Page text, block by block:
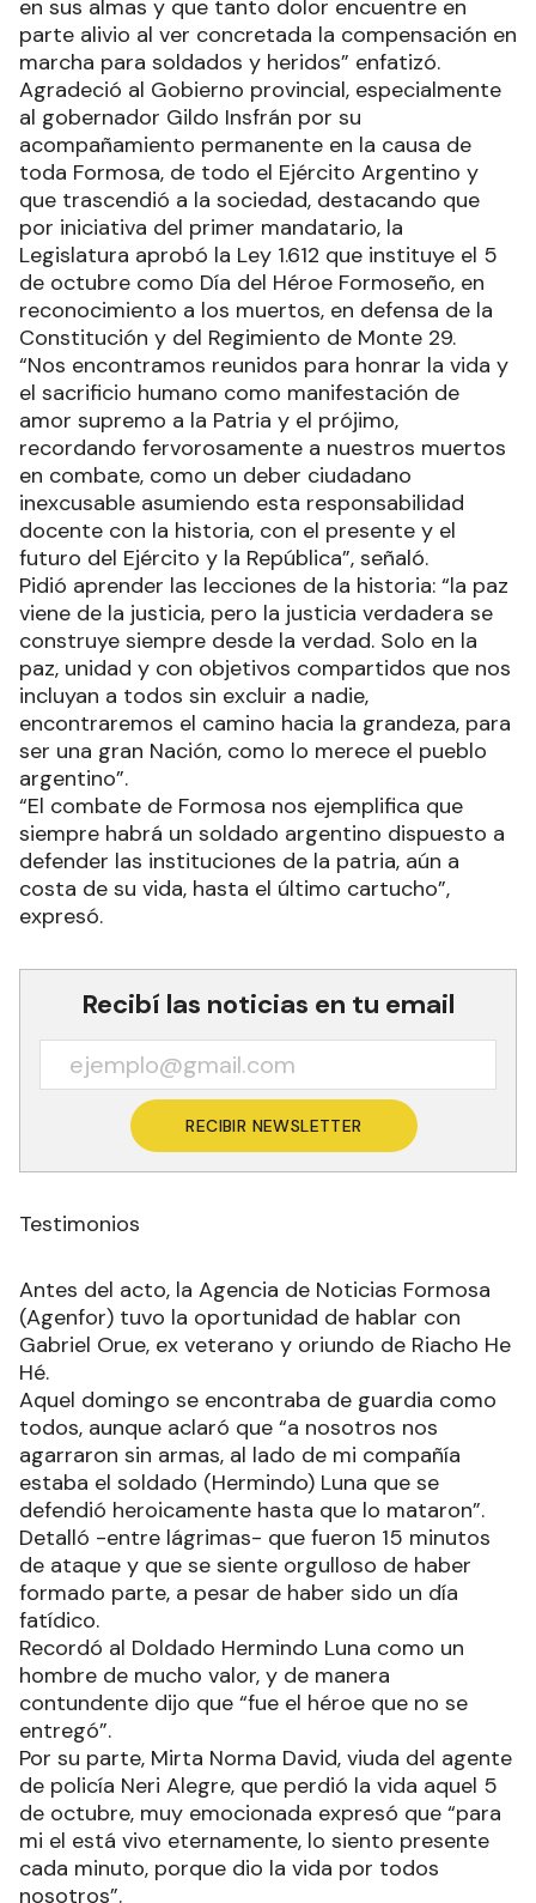
en sus almas y que tanto dolor encuentre en
parte alivio al ver concretada la compensación en
marcha para soldados y heridos” enfatizó.
Agradeció al Gobierno provincial, especialmente
al gobernador Gildo Insfrán por su
acompañamiento permanente en la causa de
toda Formosa, de todo el Ejército Argentino y
que trascendió a la sociedad, destacando que
por iniciativa del primer mandatario, la
Legislatura aprobó la Ley 1.612 que instituye el 5
de octubre como Día del Héroe Formoseño, en
reconocimiento a los muertos, en defensa de la
Constitución y del Regimiento de Monte 29.
“Nos encontramos reunidos para honrar la vida y
el sacrificio humano como manifestación de
amor supremo a la Patria y el prójimo,
recordando fervorosamente a nuestros muertos
en combate, como un deber ciudadano
inexcusable asumiendo esta responsabilidad
docente con la historia, con el presente y el
futuro del Ejército y la República”, señaló.
Pidió aprender las lecciones de la historia: “la paz
viene de la justicia, pero la justicia verdadera se
construye siempre desde la verdad. Solo en la
paz, unidad y con objetivos compartidos que nos
incluyan a todos sin excluir a nadie,
encontraremos el camino hacia la grandeza, para
ser una gran Nación, como lo merece el pueblo
argentino”.
“El combate de Formosa nos ejemplifica que
siempre habrá un soldado argentino dispuesto a
defender las instituciones de la patria, aún a
costa de su vida, hasta el último cartucho”,
expresó.
Recibí las noticias en tu email
RECIBIR NEWSLETTER
Testimonios
Antes del acto, la Agencia de Noticias Formosa
(Agenfor) tuvo la oportunidad de hablar con
Gabriel Orue, ex veterano y oriundo de Riacho He
Hé.
Aquel domingo se encontraba de guardia como
todos, aunque aclaró que “a nosotros nos
agarraron sin armas, al lado de mi compañía
estaba el soldado (Hermindo) Luna que se
defendió heroicamente hasta que lo mataron”.
Detalló -entre lágrimas- que fueron 15 minutos
de ataque y que se siente orgulloso de haber
formado parte, a pesar de haber sido un día
fatídico.
Recordó al Doldado Hermindo Luna como un
hombre de mucho valor, y de manera
contundente dijo que “fue el héroe que no se
entregó”.
Por su parte, Mirta Norma David, viuda del agente
de policía Neri Alegre, que perdió la vida aquel 5
de octubre, muy emocionada expresó que “para
mi el está vivo eternamente, lo siento presente
cada minuto, porque dio la vida por todos
nosotros”.